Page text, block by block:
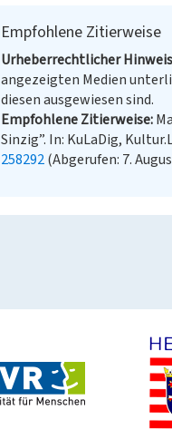
Empfohlene Zitierweise
Urheberrechtlicher Hinweis
angezeigten Medien
diesen ausgewiesen sind.
Empfohlene Zitierweise
Sinzig”. In: KuLaDig,
258292(Abgerufen: 7.